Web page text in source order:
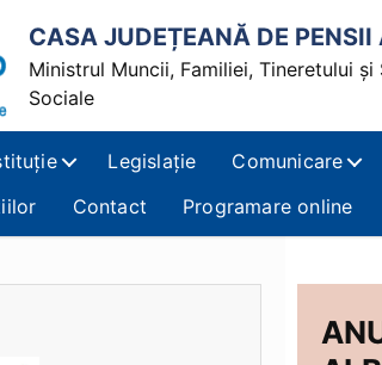
CASA JUDEȚEANĂ DE PENSII
Ministrul Muncii, Familiei, Tineretului
Sociale
Legislație Comunicare
Contact Programare online